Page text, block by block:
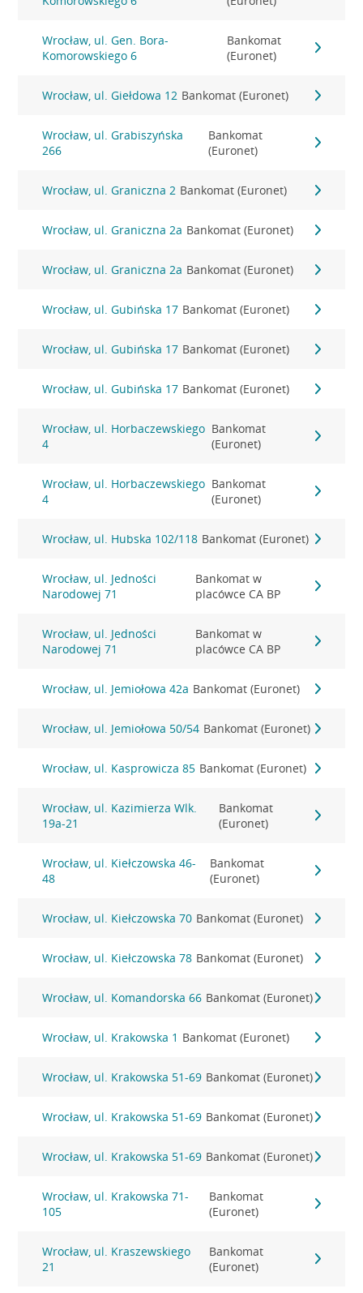
Wrocław, ul. Gen. Bora-
Komorowskiego 6
Bankomat
(Euronet)
Wrocław, ul. Giełdowa 12 Bankomat (Euronet)
Wrocław, ul. Grabiszyńska
266
Bankomat
(Euronet)
Wrocław, ul. Graniczna 2 Bankomat (Euronet)
Wrocław, ul. Graniczna 2a Bankomat (Euronet)
Wrocław, ul. Graniczna 2a Bankomat (Euronet)
Wrocław, ul. Gubińska 17 Bankomat (Euronet)
Wrocław, ul. Gubińska 17 Bankomat (Euronet)
Wrocław, ul. Gubińska 17 Bankomat (Euronet)
Wrocław, ul. Horbaczewskiego
4
Bankomat
(Euronet)
Wrocław, ul. Horbaczewskiego
4
Bankomat
(Euronet)
Wrocław, ul. Hubska 102/118 Bankomat (Euronet)
Wrocław, ul. Jedności
Narodowej 71
Bankomat w
placówce CA BP
Wrocław, ul. Jedności
Narodowej 71
Bankomat w
placówce CA BP
Wrocław, ul. Jemiołowa 42a Bankomat (Euronet)
Wrocław, ul. Jemiołowa 50/54 Bankomat (Euronet)
Wrocław, ul. Kasprowicza 85 Bankomat (Euronet)
Wrocław, ul. Kazimierza Wlk.
19a-21
Bankomat
(Euronet)
Wrocław, ul. Kiełczowska 46-
48
Bankomat
(Euronet)
Wrocław, ul. Kiełczowska 70 Bankomat (Euronet)
Wrocław, ul. Kiełczowska 78 Bankomat (Euronet)
Wrocław, ul. Komandorska 66 Bankomat (Euronet)
Wrocław, ul. Krakowska 1 Bankomat (Euronet)
Wrocław, ul. Krakowska 51-69 Bankomat (Euronet)
Wrocław, ul. Krakowska 51-69 Bankomat (Euronet)
Wrocław, ul. Krakowska 51-69 Bankomat (Euronet)
Wrocław, ul. Krakowska 71-
105
Bankomat
(Euronet)
Wrocław, ul. Kraszewskiego
21
Bankomat
(Euronet)